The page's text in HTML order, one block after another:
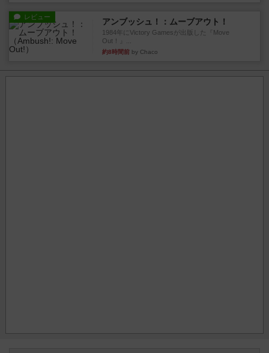
レビュー アンブッシュ！：ムーブアウト！
1984年にVictory Gamesが出版した『Move
Out！』...
約8時間前 by Chaco